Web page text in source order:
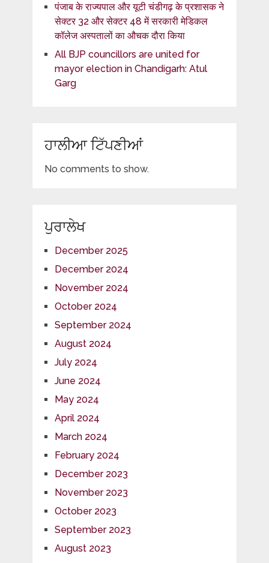
पंजाब के राज्यपाल और यूटी चंडीगढ़ के प्रशासक ने
सेक्टर 32 और सेक्टर 48 में सरकारी मेडिकल
कॉलेज अस्पतालों का औचक दौरा किया
All BJP councillors are united for
mayor election in Chandigarh: Atul
Garg
ਹਾਲੀਆ ਟਿੱਪਣੀਆਂ
No comments to show.
ਪੁਰਾਲੇਖ
December 2025
December 2024
November 2024
October 2024
September 2024
August 2024
July 2024
June 2024
May 2024
April 2024
March 2024
February 2024
December 2023
November 2023
October 2023
September 2023
August 2023